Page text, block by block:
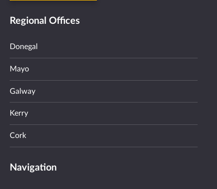
Regional Offices
Donegal
Mayo
Galway
Kerry
Cork
Navigation